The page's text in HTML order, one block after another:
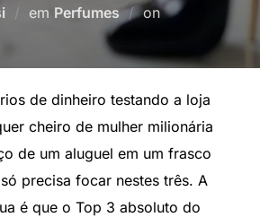
em Perfumes onPostado
de dinheiro testando a loja
cheiro de mulher milionária
de um aluguel em um frasco
precisa focar nestes três. A
é que o Top 3 absoluto do